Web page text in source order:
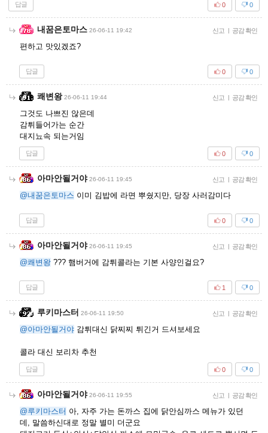
답글 0
0
내꿈은토마스 26-06-11 19:42 신고 | 공감 확인
편하고 맛있겠죠?
답글 0
0
쾌변왕 26-06-11 19:44 신고 | 공감 확인
그것도 나쁘진 않은데
감튀들어가는 순간
대지뇨속 되는거임
답글 0
0
아마안될거야 26-06-11 19:45 신고 | 공감 확인
@내꿈은토마스 이미 김밥에 라면 뿌쉈지만, 당장 사러감미다
답글 0
0
아마안될거야 26-06-11 19:45 신고 | 공감 확인
@쾌변왕 ??? 햄버거에 감튀콜라는 기본 사양인걸요?
답글 0
1
루키마스터 26-06-11 19:50 신고 | 공감 확인
@아마안될거야 감튀대신 닭찌찌 튀긴거 드셔보세요
콜라 대신 보리차 추천
답글 0
0
아마안될거야 26-06-11 19:55 신고 | 공감 확인
@루키마스터 아, 자주 가는 돈까스 집에 닭안심까스 메뉴가 있던
데, 말씀하신대로 정말 별미 더군요